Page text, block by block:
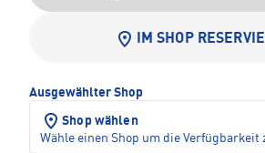
IM SHOP
Ausgewählter Shop
Shop wählen
Wähle einen Shop um die Verfügbarkeit